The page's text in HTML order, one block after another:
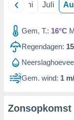
Juni Juli
Gem, T.: 16°C
Regendagen: 15
Gem. wind: 1
Zonsopkomst